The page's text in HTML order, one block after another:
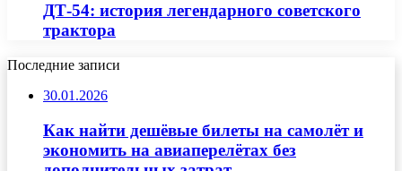
ДТ-54: история легендарного советского
трактора
Последние записи
30.01.2026
Как найти дешёвые билеты на самолёт и
экономить на авиаперелётах без